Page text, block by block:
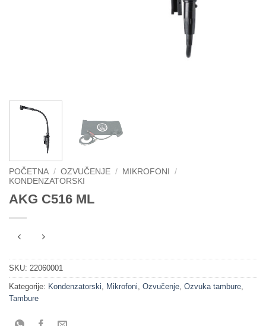
POČETNA / OZVUČENJE / MIKROFONI
/
KONDENZATORSKI
AKG C516 ML
SKU: 22060001
Kategorije: Kondenzatorski Mikrofoni Ozvučenje Ozvuka tambure
Tambure